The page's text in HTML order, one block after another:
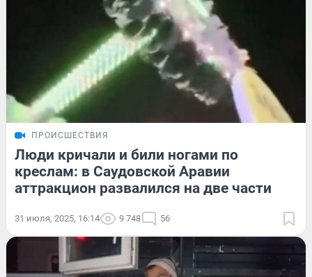
ПРОИСШЕСТВИЯ
Люди кричали и били ногами по
креслам: в Саудовской Аравии
аттракцион развалился на две части
31 июля, 2025, 16:14 9 748 56